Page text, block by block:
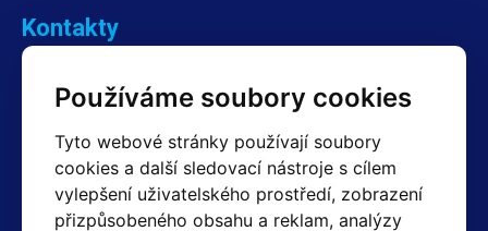
Používáme soubory cookies
Tyto webové stránky používají soubory
cookies a další sledovací nástroje s cílem
vylepšení uživatelského prostředí, zobrazení
přizpůsobeného obsahu a reklam, analýzy
Kontakty
+420 603 357 606 +420 605 234 204
Fakturační a expediční oddělení
+420 605 259 759 (Po–Pá: 7:30 – 15:00)
Technické oddělení